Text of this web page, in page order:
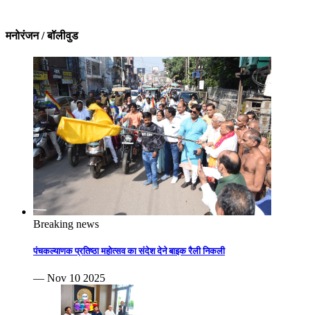
मनोरंजन / बॉलीवुड
Breaking news
पंचकल्याणक प्रतिष्ठा महोत्सव का संदेश देने बाइक रैली निकली
— Nov 10 2025